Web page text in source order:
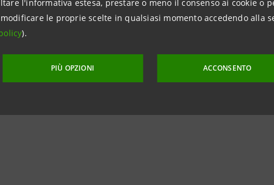
l'informativa estesa, prestare o meno il consenso ai cookie o
le proprie scelte in qualsiasi momento accedendo alla
).
PIÙ OPZIONI ACCONSENTO
con i Media - Banca dei Territori e Media Locali
049 6539835 - cell. +39 335 1355936